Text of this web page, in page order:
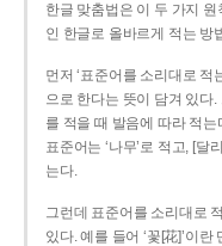
한글 맞춤법은 이 두 가지
인 한글로 올바르게 적는 방
먼저 ‘표준어를 소리대로 적
으로 한다는 뜻이 담겨 있다.
를 적을 때 발음에 따라 적
표준어는 ‘나무’로 적고, [달
는다.
그런데 표준어를 소리대로
있다. 예를 들어 ‘꽃[花]’이